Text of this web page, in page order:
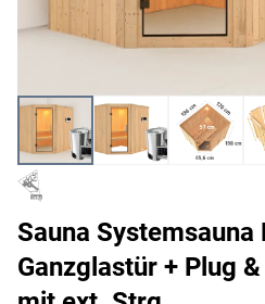
Sauna
Ganzglastür + Plug